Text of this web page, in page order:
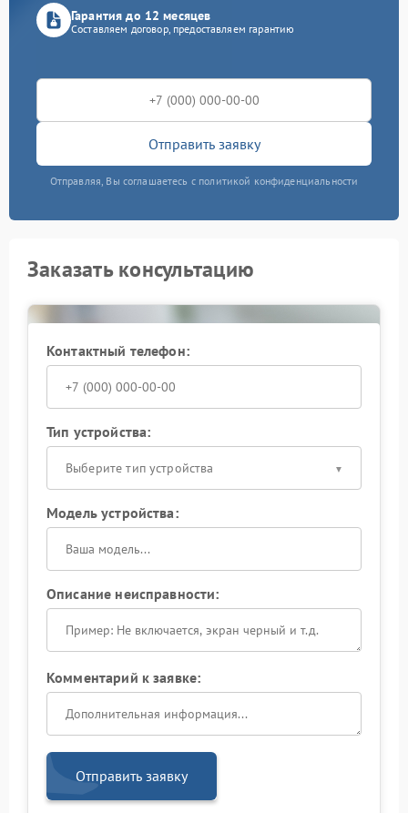
Гарантия до 12 месяцев
Составляем договор, предоставляем гарантию
Отправить заявку
Отправляя, Вы соглашаетесь с политикой конфиденциальности
Заказать консультацию
Контактный телефон:
Тип устройства:
Выберите тип устройства
Модель устройства:
Описание неисправности:
Комментарий к заявке:
Отправить заявку